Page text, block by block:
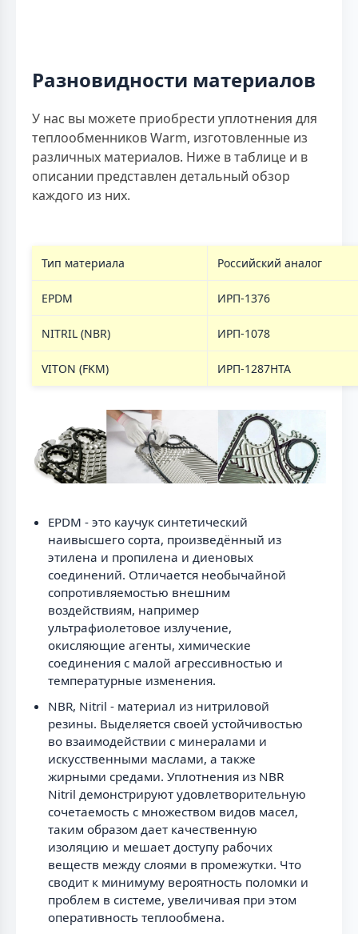
Разновидности материалов
У нас вы можете приобрести уплотнения для
теплообменников Warm, изготовленные из
различных материалов. Ниже в таблице и в
описании представлен детальный обзор
каждого из них.
Тип материала Российский аналог
EPDM ИРП-1376
NITRIL (NBR) ИРП-1078
VITON (FKM) ИРП-1287НТА
EPDM - это каучук синтетический
наивысшего сорта, произведённый из
этилена и пропилена и диеновых
соединений. Отличается необычайной
сопротивляемостью внешним
воздействиям, например
ультрафиолетовое излучение,
окисляющие агенты, химические
соединения с малой агрессивностью и
температурные изменения.
NBR, Nitril - материал из нитриловой
резины. Выделяется своей устойчивостью
во взаимодействии с минералами и
искусственными маслами, а также
жирными средами. Уплотнения из NBR
Nitril демонстрируют удовлетворительную
сочетаемость с множеством видов масел,
таким образом дает качественную
изоляцию и мешает доступу рабочих
веществ между слоями в промежутки. Что
сводит к минимуму вероятность поломки и
проблем в системе, увеличивая при этом
оперативность теплообмена.